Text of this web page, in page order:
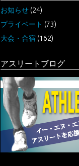
お知らせ(24)
プライベート (73)
大会・合宿(162)
アスリートブログ